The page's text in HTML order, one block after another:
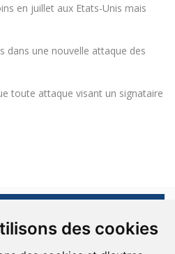
des cookies
en juillet aux Etats-Unis mais
dans une nouvelle attaque des
toute attaque visant un signataire